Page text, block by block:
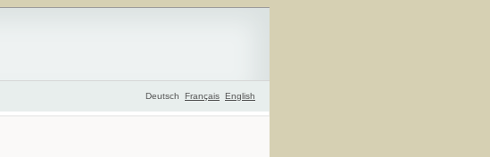
Deutsch Français English